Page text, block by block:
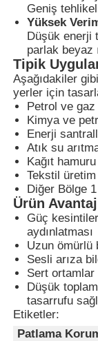
Hakkımızda
Fabrika turu
Kalite kontrol
Bize ulaşın
Teklif isteği
Patlama
Patlamaya
patlamaya
Geniş
Yüksek
Düşük enerji
parlak beyaz
Tipik
Aşağıdakiler
yerler için
Petrol ve
Kimya ve
Enerji
Atık su
Kağıt
Tekstil üretim
Diğer Bölge
Ürün
Güç
aydınlatması
Uzun ömürlü
Sesli arıza
Sert ortamlar
Düşük
tasarrufu
Etiketler:
Patlama